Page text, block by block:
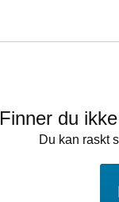
Finner du
Du kan raskt